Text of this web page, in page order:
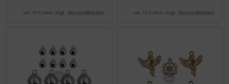
inkl. 19 % MwSt. zzgl. Versandkosten inkl. 19 % MwSt. zzgl. Versandkosten